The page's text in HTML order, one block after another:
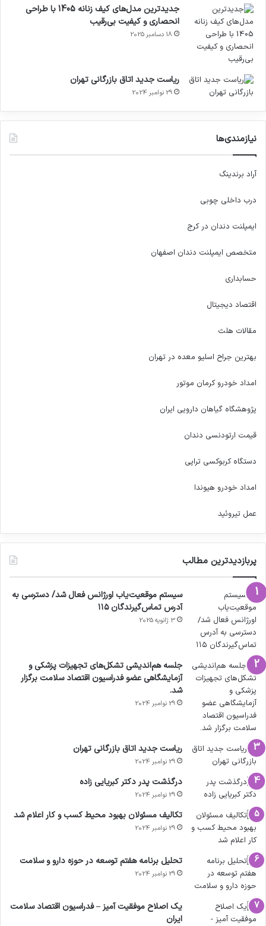
جدیدترین مدل‌های کیف زنانه 1405 با طراحی
انحصاری و کیفیت بی‌رقیب
18 دسامبر 2025
ریاست جدید اتاق بازرگانی تهران
29 نوامبر 2024
نیازمندی‌ها
آراد برندینگ
درب داخلی چوبی
ایمپلنت دندان در کرج
متخصص ایمپلنت دندان اصفهان
حسابداری
اقتصاد دیجیتال
مقالات هلث
بهترین جراح اسلیو معده در تهران
امداد خودرو کرمان موتور
پژوهشگاه گیاهان دارویی ایران
قیمت ارتودنسی دندان
دستگاه کربوکسی تراپی
امداد خودرو هیوندا
عمل تیروئید
پربازدیدترین مطالب
سیستم موقعیت‌یاب اورژانس فعال شد/ دسترسی به
آدرس تماس‌گیرندگان ۱۱۵
3 ژانویه 2025
جلسه هم‌اندیشی تشکل‌های تجهیزات پزشکی و
آزمایشگاهی عضو فدراسیون اقتصاد سلامت برگزار
شد.
29 نوامبر 2024
ریاست جدید اتاق بازرگانی تهران
29 نوامبر 2024
درگذشت پدر دکتر کبریایی زاده
29 نوامبر 2024
تکالیف مسئولان بهبود محیط کسب و کار اعلام شد
29 نوامبر 2024
تحلیل برنامه هفتم توسعه در حوزه دارو و سلامت
29 نوامبر 2024
یک اصلاح موفقیت آمیز – فدراسیون اقتصاد سلامت
ایران